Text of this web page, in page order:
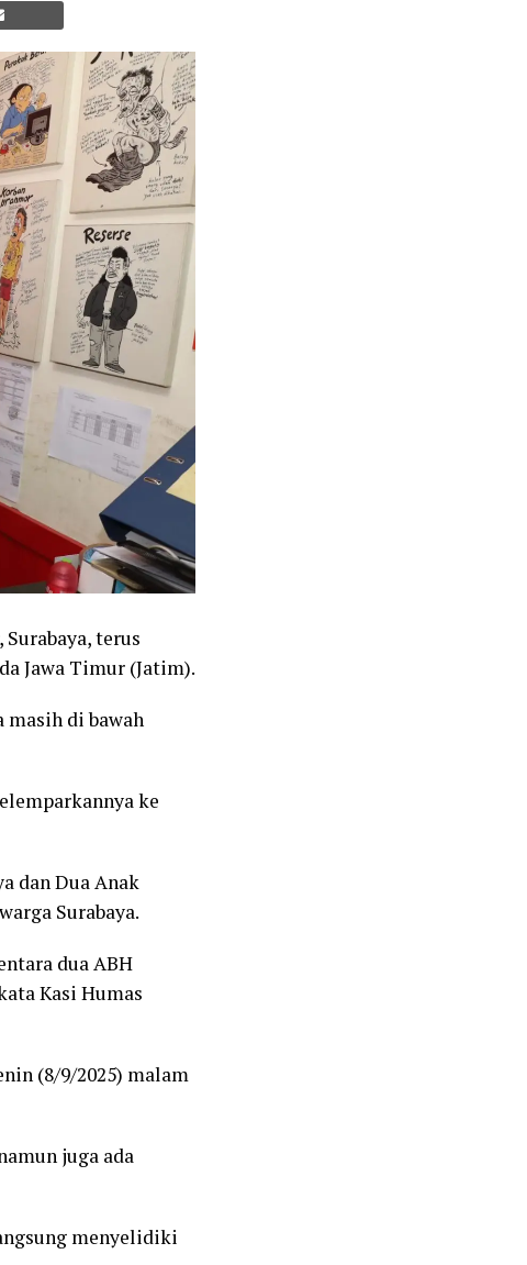
terus
Jawa Timur (Jatim).
masih di bawah
ke
dan Dua Anak
Surabaya.
dua ABH
Kasi Humas
(8/9/2025) malam
juga ada
menyelidiki